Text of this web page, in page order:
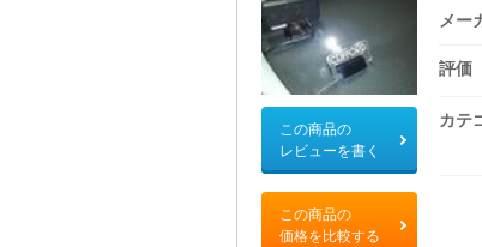
この商品の
レビューを書く
この商品の
価格を比較する
メー
評価
カテ